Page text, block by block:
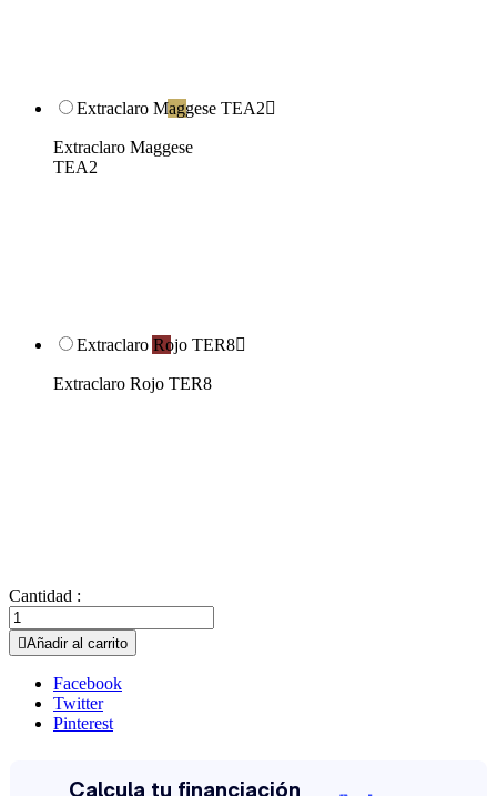
Extraclaro Maggese TEA2
Extraclaro Maggese
TEA2
Extraclaro Rojo TER8
Extraclaro Rojo TER8
Cantidad :
Añadir al carrito
Facebook
Twitter
Pinterest